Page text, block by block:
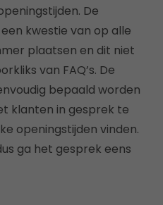
De
kwestie van op alle
plaatsen en dit niet
van FAQ’s. De
bepaald worden
klanten in gesprek te
openingstijden vinden.
ga het gesprek eens